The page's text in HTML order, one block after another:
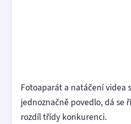
Fotoaparát a natáčení videa
jednoznačně povedlo, dá se
rozdíl třídy konkurenci.